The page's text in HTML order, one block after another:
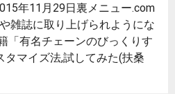
年11月29日裏メニュー.com
雑誌に取り上げられようにな
「有名チェーンのびっくりす
タマイズ法,試してみた(扶桑